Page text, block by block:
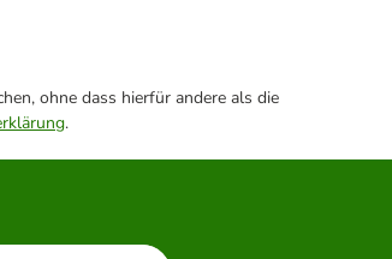
ohne dass hierfür andere als die
.